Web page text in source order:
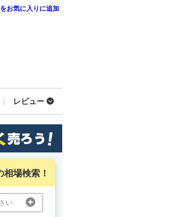
お気に入りに追加
レビュー
相場検索！
い